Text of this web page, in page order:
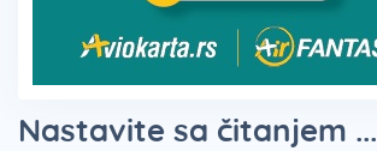
Nastavite sa čitanjem ...